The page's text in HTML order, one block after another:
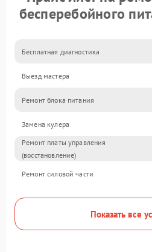
бесперебойного
Бесплатная диагностика
Выезд мастера
Ремонт блока питания
Замена кулера
Ремонт платы управления
(восстановление)
Ремонт силовой части
Показать все